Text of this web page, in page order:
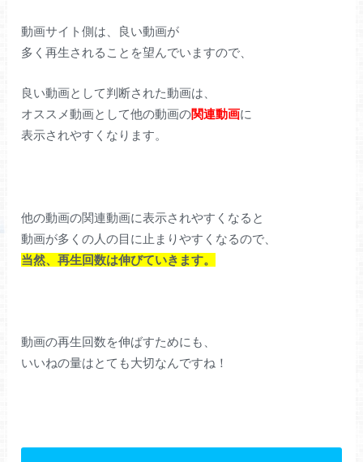
動画サイト側は、良い動画が
多く再生されることを望んでいますので、
良い動画として判断された動画は、
オススメ動画として他の動画の関連動画に
表示されやすくなります。
他の動画の関連動画に表示されやすくなると
動画が多くの人の目に止まりやすくなるので、
当然、再生回数は伸びていきます。
動画の再生回数を伸ばすためにも、
いいねの量はとても大切なんですね！